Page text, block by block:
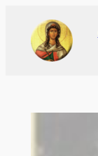
περιεχόμενο